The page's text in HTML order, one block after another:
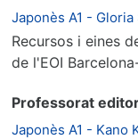
Japonès A1 -
Recursos i eines
de l'EOI
Professorat
Japonès A1 - Kano